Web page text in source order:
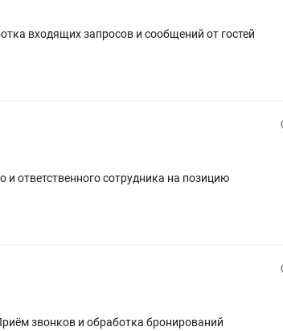
ответственного сотрудника на позицию
звонков и обработка бронирований